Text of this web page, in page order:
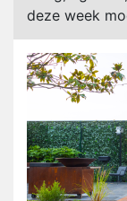
deze week